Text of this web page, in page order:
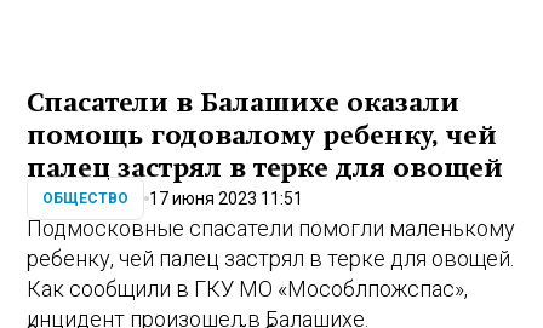
Спасатели в Балашихе оказали
помощь годовалому ребенку, чей
палец застрял в терке для овощей
ОБЩЕСТВО 17 июня 2023 11:51
Подмосковные спасатели помогли маленькому
ребенку, чей палец застрял в терке для овощей.
Как сообщили в ГКУ МО «Мособлпожспас»,
инцидент произошел в Балашихе.